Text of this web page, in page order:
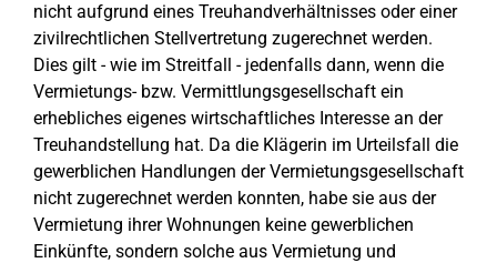
nicht aufgrund eines Treuhandverhältnisses oder einer
zivilrechtlichen Stellvertretung zugerechnet werden.
Dies gilt - wie im Streitfall - jedenfalls dann, wenn die
Vermietungs- bzw. Vermittlungsgesellschaft ein
erhebliches eigenes wirtschaftliches Interesse an der
Treuhandstellung hat. Da die Klägerin im Urteilsfall die
gewerblichen Handlungen der Vermietungsgesellschaft
nicht zugerechnet werden konnten, habe sie aus der
Vermietung ihrer Wohnungen keine gewerblichen
Einkünfte, sondern solche aus Vermietung und